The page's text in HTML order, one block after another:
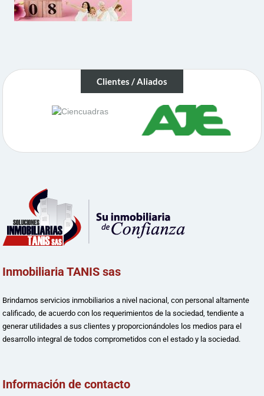
Clientes / Aliados
Inmobiliaria TANIS sas
Brindamos servicios inmobiliarios a nivel nacional, con personal altamente
calificado, de acuerdo con los requerimientos de la sociedad, tendiente a
generar utilidades a sus clientes y proporcionándoles los medios para el
desarrollo integral de todos comprometidos con el estado y la sociedad.
Información de contacto